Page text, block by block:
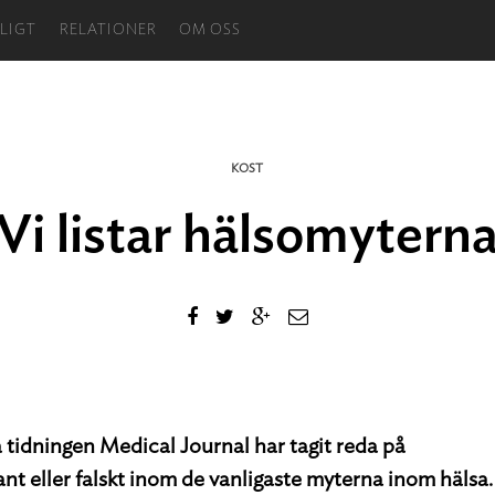
RELATIONER OM OSS
KOST
listar
Medical Journal har tagit reda på
eller falskt inom de vanligaste myterna inom hälsa.